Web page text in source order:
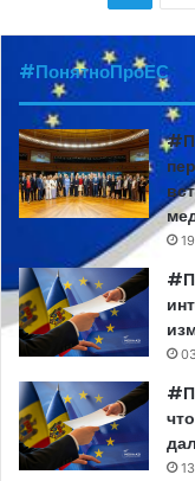
#ПонятноПроЕС